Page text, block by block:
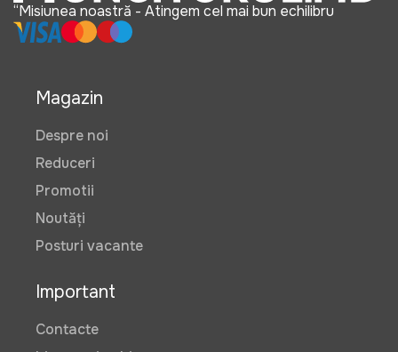
“Misiunea noastră - Atingem cel mai bun echilibru
Magazin
Despre noi
Reduceri
Promotii
Noutăți
Posturi vacante
Important
Contacte